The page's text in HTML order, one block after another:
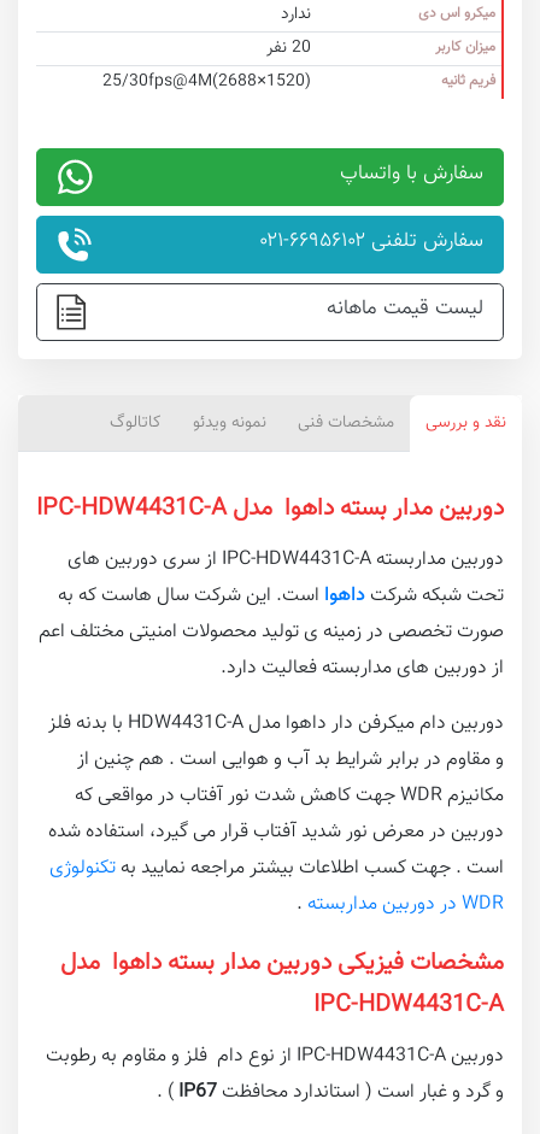
میکرو اس دی ندارد
میزان کاربر 20 نفر
فریم ثانیه 25/30fps@4M(2688×1520)
سفارش با واتساپ
سفارش تلفنی ۶۶۹۵۶۱۰۲-۰۲۱
لیست قیمت ماهانه
نقد و بررسی مشخصات فنی نمونه ویدئو کاتالوگ
دوربین مدار بسته داهوا مدل IPC-HDW4431C-A
دوربین مداربسته IPC-HDW4431C-A از سری دوربین های
تحت شبکه شرکت داهوا است. این شرکت سال هاست که به
صورت تخصصی در زمینه ی تولید محصولات امنیتی مختلف اعم
از دوربین های مداربسته فعالیت دارد.
دوربین دام میکرفن دار داهوا مدل HDW4431C-A با بدنه فلز
و مقاوم در برابر شرایط بد آب و هوایی است . هم چنین از
مکانیزم WDR جهت کاهش شدت نور آفتاب در مواقعی که
دوربین در معرض نور شدید آفتاب قرار می گیرد، استفاده شده
است . جهت کسب اطلاعات بیشتر مراجعه نمایید به تکنولوژی
WDR در دوربین مداربسته
.
مشخصات فیزیکی دوربین مدار بسته داهوا مدل
IPC-HDW4431C-A
دوربین IPC-HDW4431C-A از نوع دام فلز و مقاوم به رطوبت
و گرد و غبار است ( استاندارد محافظت IP67
) .